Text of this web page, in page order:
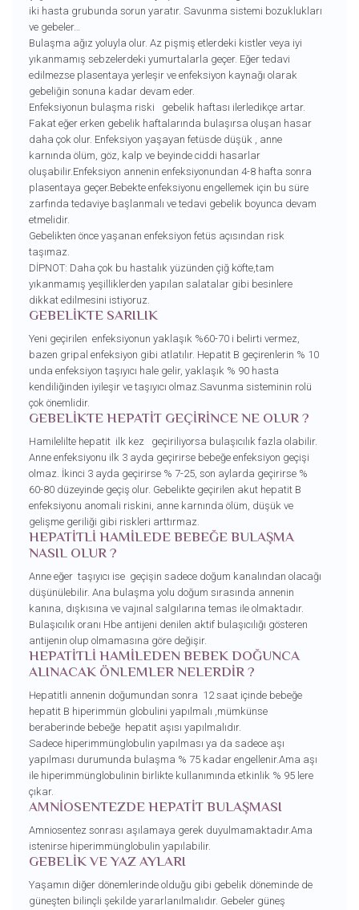
iki hasta grubunda sorun yaratır. Savunma sistemi bozuklukları
ve gebeler…
Bulaşma ağız yoluyla olur. Az pişmiş etlerdeki kistler veya iyi
yıkanmamış sebzelerdeki yumurtalarla geçer. Eğer tedavi
edilmezse plasentaya yerleşir ve enfeksiyon kaynağı olarak
gebeliğin sonuna kadar devam eder.
Enfeksiyonun bulaşma riski gebelik haftası ilerledikçe artar.
Fakat eğer erken gebelik haftalarında bulaşırsa oluşan hasar
daha çok olur. Enfeksiyon yaşayan fetüsde düşük , anne
karnında ölüm, göz, kalp ve beyinde ciddi hasarlar
oluşabilir.Enfeksiyon annenin enfeksiyonundan 4-8 hafta sonra
plasentaya geçer.Bebekte enfeksiyonu engellemek için bu süre
zarfında tedaviye başlanmalı ve tedavi gebelik boyunca devam
etmelidir.
Gebelikten önce yaşanan enfeksiyon fetüs açısından risk
taşımaz.
DİPNOT: Daha çok bu hastalık yüzünden çiğ köfte,tam
yıkanmamış yeşilliklerden yapılan salatalar gibi besinlere
dikkat edilmesini istiyoruz.
GEBELİKTE SARILIK
Yeni geçirilen enfeksiyonun yaklaşık %60-70 i belirti vermez,
bazen gripal enfeksiyon gibi atlatılır. Hepatit B geçirenlerin % 10
unda enfeksiyon taşıyıcı hale gelir, yaklaşık % 90 hasta
kendiliğinden iyileşir ve taşıyıcı olmaz.Savunma sisteminin rolü
çok önemlidir.
GEBELİKTE HEPATİT GEÇİRİNCE NE OLUR ?
Hamilelilte hepatit ilk kez geçiriliyorsa bulaşıcılık fazla olabilir.
Anne enfeksiyonu ilk 3 ayda geçirirse bebeğe enfeksiyon geçişi
olmaz. İkinci 3 ayda geçirirse % 7-25, son aylarda geçirirse %
60-80 düzeyinde geçiş olur. Gebelikte geçirilen akut hepatit B
enfeksiyonu anomali riskini, anne karnında ölüm, düşük ve
gelişme geriliği gibi riskleri arttırmaz.
HEPATİTLİ HAMİLEDE BEBEĞE BULAŞMA
NASIL OLUR ?
Anne eğer taşıyıcı ise geçişin sadece doğum kanalından olacağı
düşünülebilir. Ana bulaşma yolu doğum sırasında annenin
kanına, dışkısına ve vajınal salgılarına temas ile olmaktadır.
Bulaşıcılık oranı Hbe antijeni denilen aktif bulaşıcılığı gösteren
antijenin olup olmamasına göre değişir.
HEPATİTLİ HAMİLEDEN BEBEK DOĞUNCA
ALINACAK ÖNLEMLER NELERDİR ?
Hepatitli annenin doğumundan sonra 12 saat içinde bebeğe
hepatit B hiperimmün globulini yapılmalı ,mümkünse
beraberinde bebeğe hepatit aşısı yapılmalıdır.
Sadece hiperimmünglobulin yapılması ya da sadece aşı
yapılması durumunda bulaşma % 75 kadar engellenir.Ama aşı
ile hiperimmünglobulinin birlikte kullanımında etkinlik % 95 lere
çıkar.
AMNİOSENTEZDE HEPATİT BULAŞMASI
Amniosentez sonrası aşılamaya gerek duyulmamaktadır.Ama
istenirse hiperimmünglobulin yapılabilir.
GEBELİK VE YAZ AYLARI
Yaşamın diğer dönemlerinde olduğu gibi gebelik döneminde de
güneşten bilinçli şekilde yararlanılmalıdır. Gebeler güneş